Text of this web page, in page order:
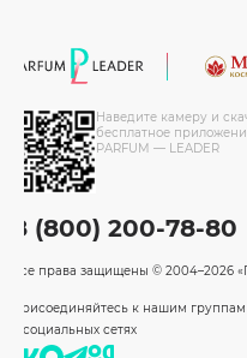
Наведите камеру и
бесплатное
PARFUM — LEADER
8 (800) 200-78-80
Все права защищены © 2004–2026
Присоединяйтесь к нашим группам
в социальных сетях